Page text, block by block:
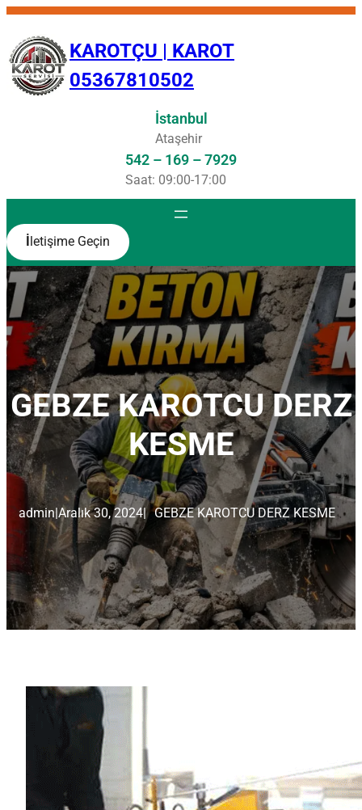
İçeriğe
KAROTÇU | KAROT
05367810502
İstanbul
Ataşehir
542 – 169 – 7929
Saat: 09:00-17:00
letişime Geçin
GEBZE KAROTCU DERZ
KESME
admin|Aralık 30, 2024| GEBZE KAROTCU DERZ KESME